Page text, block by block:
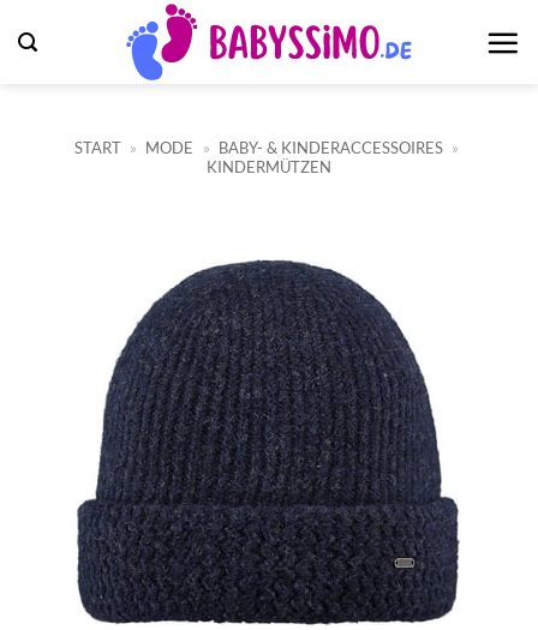
Inhalt
START » MODE » BABY- & KINDERACCESSOIRES »
KINDERMÜTZEN